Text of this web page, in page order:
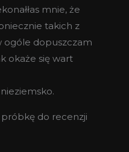
mnie, że
takich z
ogóle dopuszczam
okaże się wart
do recenzji